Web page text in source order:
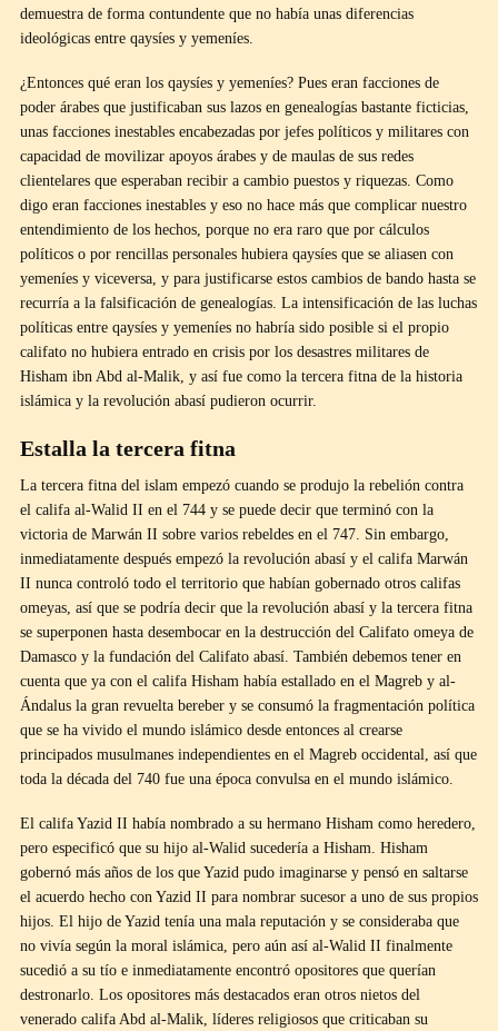
demuestra de forma contundente que no había unas diferencias
ideológicas entre qaysíes y yemeníes.
¿Entonces qué eran los qaysíes y yemeníes? Pues eran facciones de
poder árabes que justificaban sus lazos en genealogías bastante ficticias,
unas facciones inestables encabezadas por jefes políticos y militares con
capacidad de movilizar apoyos árabes y de maulas de sus redes
clientelares que esperaban recibir a cambio puestos y riquezas. Como
digo eran facciones inestables y eso no hace más que complicar nuestro
entendimiento de los hechos, porque no era raro que por cálculos
políticos o por rencillas personales hubiera qaysíes que se aliasen con
yemeníes y viceversa, y para justificarse estos cambios de bando hasta se
recurría a la falsificación de genealogías. La intensificación de las luchas
políticas entre qaysíes y yemeníes no habría sido posible si el propio
califato no hubiera entrado en crisis por los desastres militares de
Hisham ibn Abd al-Malik, y así fue como la tercera fitna de la historia
islámica y la revolución abasí pudieron ocurrir.
Estalla la tercera fitna
La tercera fitna del islam empezó cuando se produjo la rebelión contra
el califa al-Walid II en el 744 y se puede decir que terminó con la
victoria de Marwán II sobre varios rebeldes en el 747. Sin embargo,
inmediatamente después empezó la revolución abasí y el califa Marwán
II nunca controló todo el territorio que habían gobernado otros califas
omeyas, así que se podría decir que la revolución abasí y la tercera fitna
se superponen hasta desembocar en la destrucción del Califato omeya de
Damasco y la fundación del Califato abasí. También debemos tener en
cuenta que ya con el califa Hisham había estallado en el Magreb y al-
Ándalus la gran revuelta bereber y se consumó la fragmentación política
que se ha vivido el mundo islámico desde entonces al crearse
principados musulmanes independientes en el Magreb occidental, así que
toda la década del 740 fue una época convulsa en el mundo islámico.
El califa Yazid II había nombrado a su hermano Hisham como heredero,
pero especificó que su hijo al-Walid sucedería a Hisham. Hisham
gobernó más años de los que Yazid pudo imaginarse y pensó en saltarse
el acuerdo hecho con Yazid II para nombrar sucesor a uno de sus propios
hijos. El hijo de Yazid tenía una mala reputación y se consideraba que
no vivía según la moral islámica, pero aún así al-Walid II finalmente
sucedió a su tío e inmediatamente encontró opositores que querían
destronarlo. Los opositores más destacados eran otros nietos del
venerado califa Abd al-Malik, líderes religiosos que criticaban su